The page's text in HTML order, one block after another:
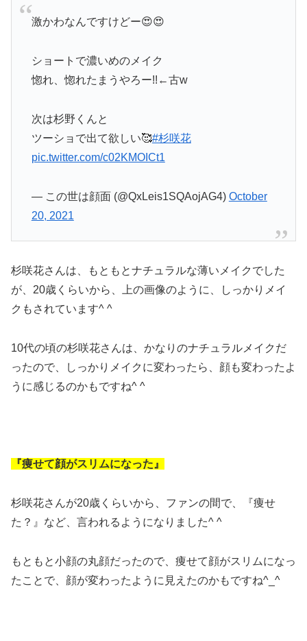
激かわなんですけどー😍😍
ショートで濃いめのメイク
惚れ、惚れたまうやろー!!←古w
次は杉野くんと
ツーショで出て欲しい🥰#杉咲花
pic.twitter.com/c02KMOICt1
— この世は顔面 (@QxLeis1SQAojAG4) October
20, 2021
杉咲花さんは、もともとナチュラルな薄いメイクでした
が、20歳くらいから、上の画像のように、しっかりメイ
クもされています^ ^
10代の頃の杉咲花さんは、かなりのナチュラルメイクだ
ったので、しっかりメイクに変わったら、顔も変わったよ
うに感じるのかもですね^ ^
『痩せて顔がスリムになった』
杉咲花さんが20歳くらいから、ファンの間で、『痩せ
た？』など、言われるようになりました^ ^
もともと小顔の丸顔だったので、痩せて顔がスリムになっ
たことで、顔が変わったように見えたのかもですね^_^